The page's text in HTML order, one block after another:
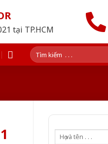
tại TP.HCM
Tìm
kiếm: